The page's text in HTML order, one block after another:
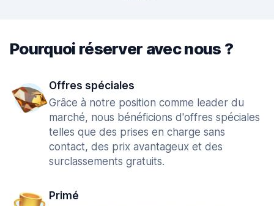
Pourquoi réserver avec nous ?
Offres spéciales
Grâce à notre position comme leader du
marché, nous bénéficions d'offres spéciales
telles que des prises en charge sans
contact, des prix avantageux et des
surclassements gratuits.
Primé